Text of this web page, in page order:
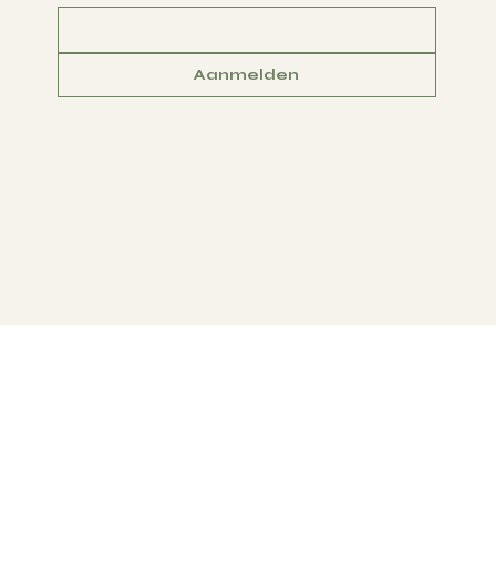
Aanmelden